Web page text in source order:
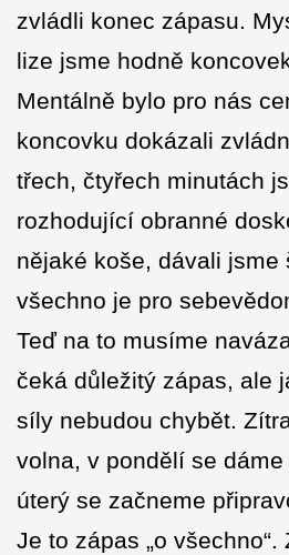
zvládli konec zápasu.
lize jsme hodně
Mentálně bylo pro nás
koncovku dokázali
třech, čtyřech minutách
rozhodující obranné
nějaké koše, dávali jsme
všechno je pro
Teď na to musíme
čeká důležitý zápas, ale
síly nebudou chybět.
volna, v pondělí se
úterý se začneme
Je to zápas „o